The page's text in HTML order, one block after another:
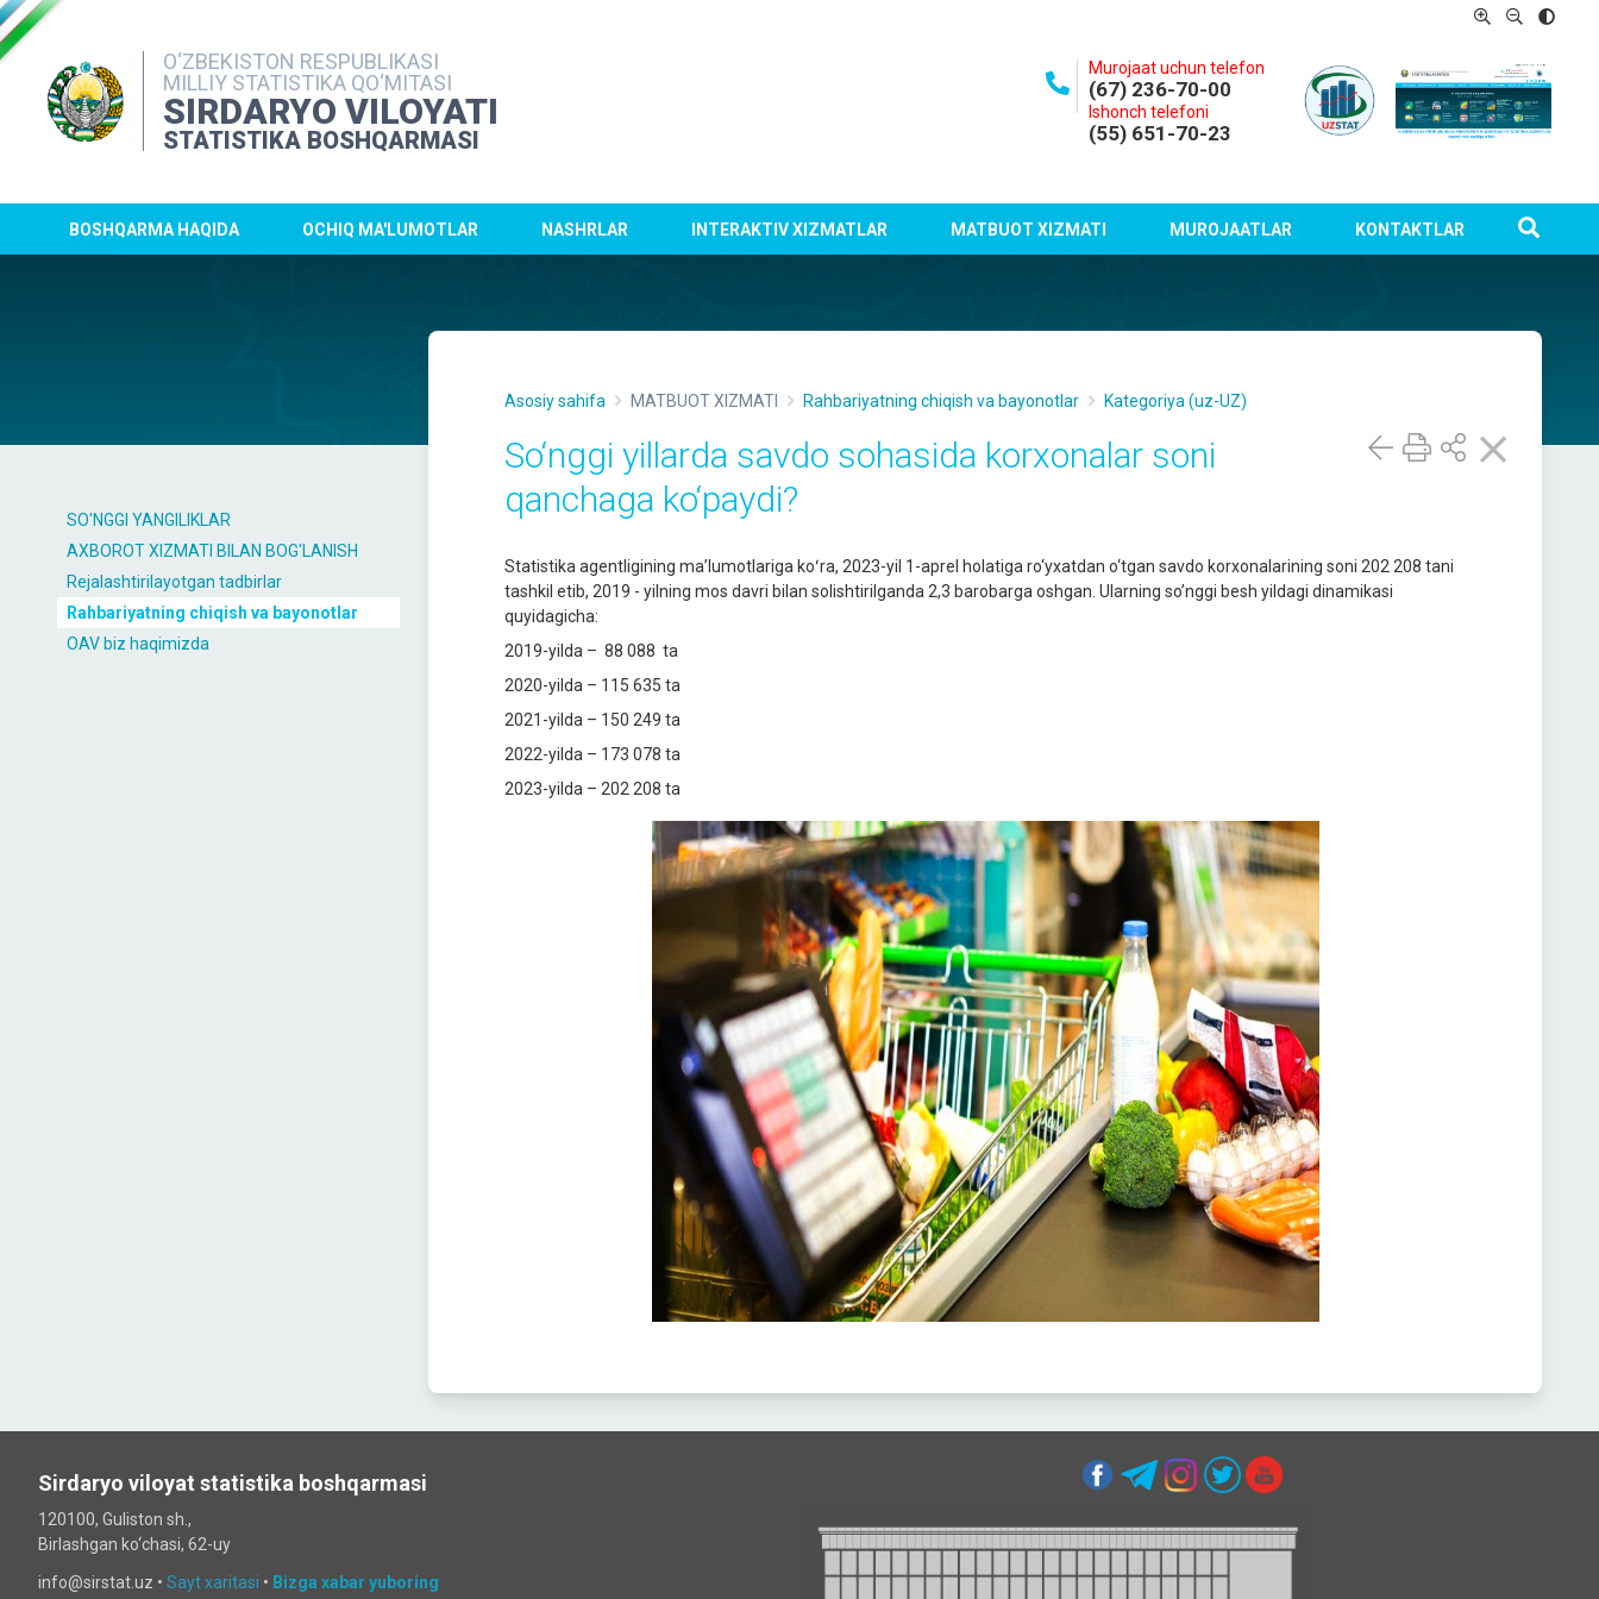
O‘ZBEKISTON RESPUBLIKASI
MILLIY STATISTIKA QO‘MITASI
SIRDARYO VILOYATI
STATISTIKA BOSHQARMASI
Murojaat uchun telefon
(67) 236-70-00
Ishonch telefoni
(55) 651-70-23
BOSHQARMA HAQIDA OCHIQ MA'LUMOTLAR NASHRLAR INTERAKTIV XIZMATLAR MATBUOT XIZMATI MUROJAATLAR KONTAKTLAR
SO'NGGI YANGILIKLAR
AXBOROT XIZMATI BILAN BOG'LANISH
Rejalashtirilayotgan tadbirlar
Rahbariyatning chiqish va bayonotlar
OAV biz haqimizda
Asosiy sahifa MATBUOT XIZMATI Rahbariyatning chiqish va bayonotlar Kategoriya (uz-UZ)
So‘nggi yillarda savdo sohasida korxonalar soni
qanchaga ko‘paydi?
Statistika agentligining maʼlumotlariga koʻra, 2023-yil 1-aprel holatiga ro‘yxatdan o‘tgan savdo korxonalarining soni 202 208 tani
tashkil etib, 2019 - yilning mos davri bilan solishtirilganda 2,3 barobarga oshgan. Ularning so’nggi besh yildagi dinamikasi
quyidagicha:
2019-yilda – 88 088 ta
2020-yilda – 115 635 ta
2021-yilda – 150 249 ta
2022-yilda – 173 078 ta
2023-yilda – 202 208 ta
Sirdaryo viloyat statistika boshqarmasi
120100, Guliston sh.,
Birlashgan ko‘chаsi, 62-uy
info@sirstat.uz • Sayt xaritasi • Bizga xabar yuboring